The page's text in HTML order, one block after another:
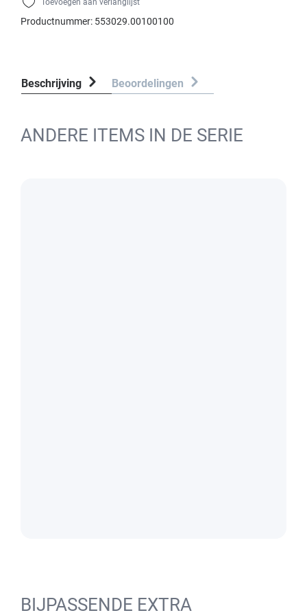
Toevoegen aan verlanglijst
Productnummer: 553029.00100100
Beschrijving Beoordelingen
ANDERE ITEMS IN DE SERIE
BIJPASSENDE EXTRA